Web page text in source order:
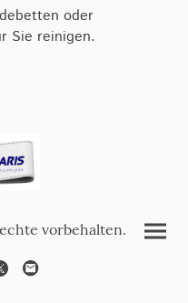
oder
Sie reinigen.
vorbehalten.